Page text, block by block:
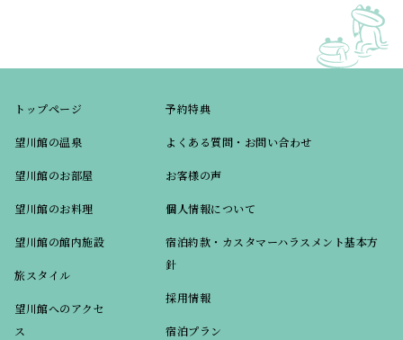
トップページ
望川館の温泉
望川館のお部屋
望川館のお料理
望川館の館内施設
旅スタイル
望川館へのアクセ
ス
予約特典
よくある質問・お問い合わせ
お客様の声
個人情報について
宿泊約款・カスタマーハラスメント基本方
針
採用情報
宿泊プラン